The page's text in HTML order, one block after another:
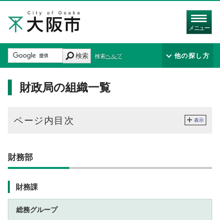
メニュー
検索 検索ヘルプ 他の探し方
財政局の組織一覧
ページ内目次 表示
財務部
財務課
総務グループ